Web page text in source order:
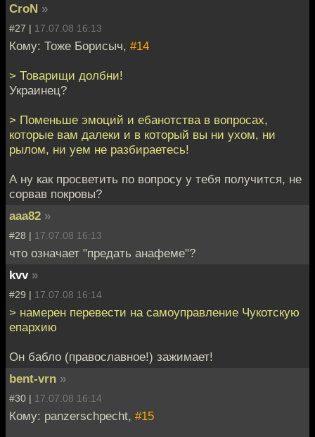
CroN »
#27 | 17.07.08 16:13
Кому: Тоже Борисыч, #14
> Товарищи долбни!
Украинец?
> Поменьше эмоций и ебанотства в вопросах,
которые вам далеки и в который вы ни ухом, ни
рылом, ни уем не разбираетесь!
А ну как просветить по вопросу у тебя получится, не
сорвав покровы?
aaa82 »
#28 | 17.07.08 16:13
что означает "предать анафеме"?
kvv »
#29 | 17.07.08 16:14
> намерен перевести на самоуправление Чукотскую
епархию
Он бабло (православное!) зажимает!
bent-vrn »
#30 | 17.07.08 16:14
Кому: panzerschpecht, #15